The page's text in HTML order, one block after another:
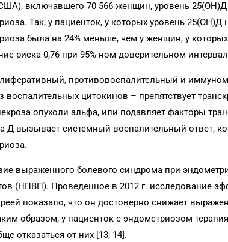
включавшего 70 566 женщин, уровень
Так, у пациенток, у которых уровень
была на 24% меньше, чем у женщин, у
риска 0,76 при 95%-ном доверительном
противовоспалительный и
воспалительных цитокинов – препятствует
опухоли альфа, или подавляет факторы
Д вызывает системный воспалительный ответ,
выраженного болевого синдрома при
(НПВП). Проведенное в 2012 г. исследование
показало, что он достоверно снижает
образом, у пациенток с эндометриозом
отказаться от них [13, 14].